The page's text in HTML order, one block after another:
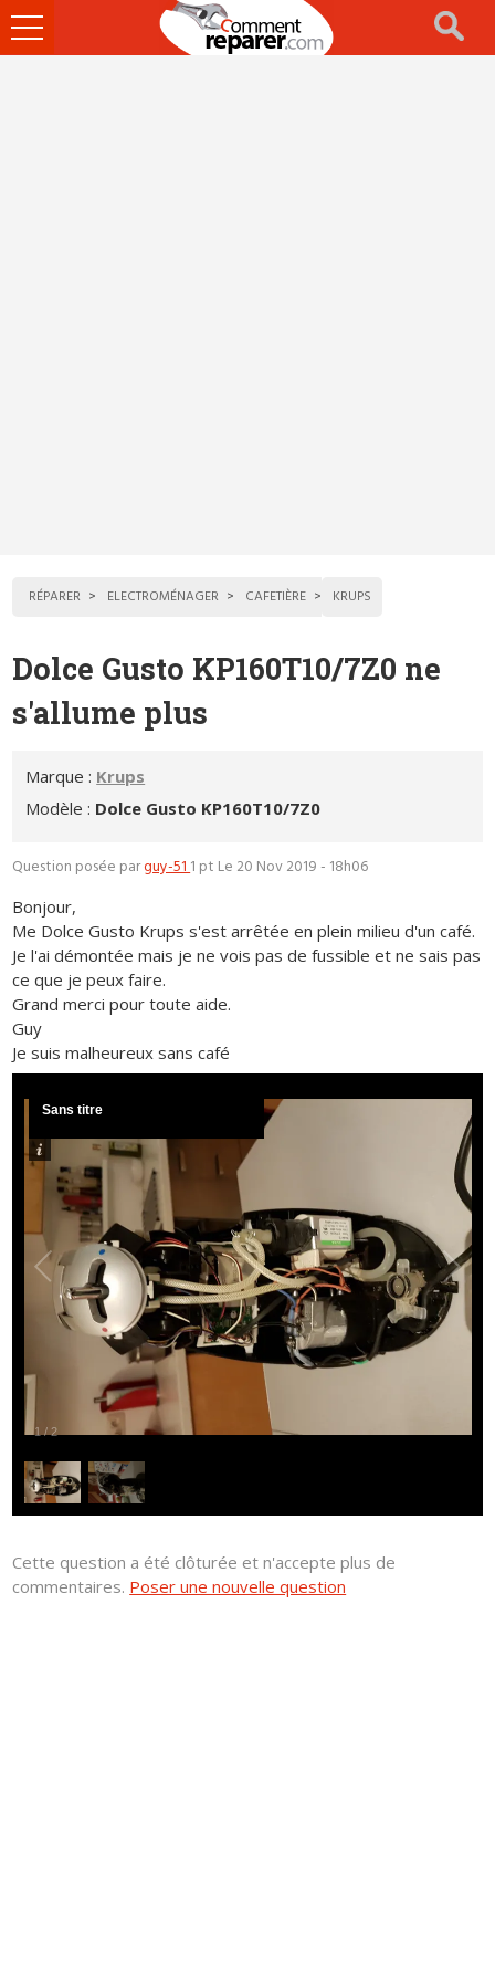
Ouvrir
le
RÉPARER ELECTROMÉNAGER CAFETIÈRE KRUPS
Dolce Gusto KP160T10/7Z0 ne
s'allume plus
Marque : Krups
Modèle : Dolce Gusto KP160T10/7Z0
Question posée parguy-511 pt Le 20 Nov 2019 - 18h06
Bonjour,
Me Dolce Gusto Krups s'est arrêtée en plein milieu d'un café.
Je l'ai démontée mais je ne vois pas de fussible et ne sais pas
ce que je peux faire.
Grand merci pour toute aide.
Guy
Je suis malheureux sans café
1 / 2
Sans titre
Cette question a été clôturée et n'accepte plus de
commentaires. Poser une nouvelle question